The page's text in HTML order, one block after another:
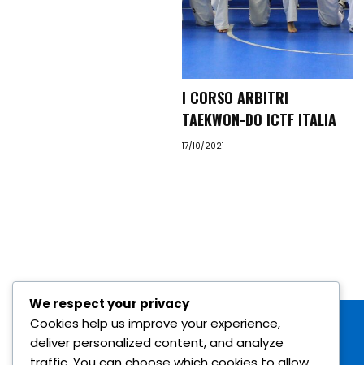
I CORSO ARBITRI
TAEKWON-DO ICTF ITALIA
17/10/2021
We respect your privacy
Cookies help us improve your experience,
deliver personalized content, and analyze